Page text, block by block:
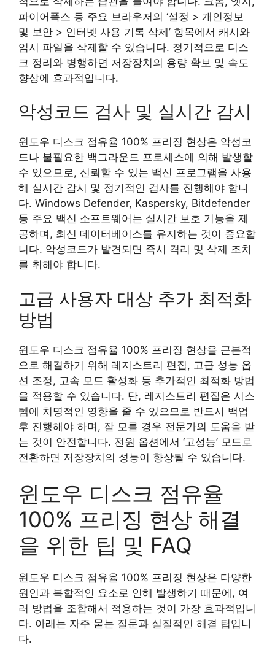
파이어폭스 등 주요 브라우저의 ‘설정 > 개인정보
및 보안 > 인터넷 사용 기록 삭제’ 항목에서 캐시와
임시 파일을 삭제할 수 있습니다. 정기적으로 디스
크 정리와 병행하면 저장장치의 용량 확보 및 속도
향상에 효과적입니다.
악성코드 검사 및 실시간 감시
윈도우 디스크 점유율 100% 프리징 현상은 악성코
드나 불필요한 백그라운드 프로세스에 의해 발생할
수 있으므로, 신뢰할 수 있는 백신 프로그램을 사용
해 실시간 감시 및 정기적인 검사를 진행해야 합니
다. Windows Defender, Kaspersky, Bitdefender
등 주요 백신 소프트웨어는 실시간 보호 기능을 제
공하며, 최신 데이터베이스를 유지하는 것이 중요합
니다. 악성코드가 발견되면 즉시 격리 및 삭제 조치
를 취해야 합니다.
고급 사용자 대상 추가 최적화
방법
윈도우 디스크 점유율 100% 프리징 현상을 근본적
으로 해결하기 위해 레지스트리 편집, 고급 성능 옵
션 조정, 고속 모드 활성화 등 추가적인 최적화 방법
을 적용할 수 있습니다. 단, 레지스트리 편집은 시스
템에 치명적인 영향을 줄 수 있으므로 반드시 백업
후 진행해야 하며, 잘 모를 경우 전문가의 도움을 받
는 것이 안전합니다. 전원 옵션에서 ‘고성능’ 모드로
전환하면 저장장치의 성능이 향상될 수 있습니다.
윈도우 디스크 점유율
100% 프리징 현상 해결
을 위한 팁 및 FAQ
윈도우 디스크 점유율 100% 프리징 현상은 다양한
원인과 복합적인 요소로 인해 발생하기 때문에, 여
러 방법을 조합해서 적용하는 것이 가장 효과적입니
다. 아래는 자주 묻는 질문과 실질적인 해결 팁입니
다.